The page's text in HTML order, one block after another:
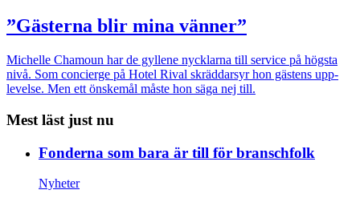
”Gästerna blir mina vänner”
Michelle Chamoun har de gyllene nycklarna till service på högsta
nivå. Som concierge på Hotel Rival skräddarsyr hon gästens upp­
levelse. Men ett önskemål måste hon säga nej till.
Mest läst just nu
Fonderna som bara är till för branschfolk
Nyheter